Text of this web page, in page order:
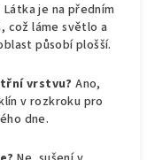
Látka je na předním
což láme světlo a
působí plošší.
vrstvu?Ano,
v rozkroku pro
dne.